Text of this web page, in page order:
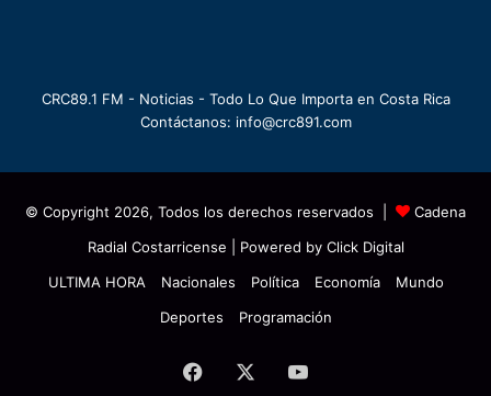
CRC89.1 FM - Noticias - Todo Lo Que Importa en Costa Rica
Contáctanos: info@crc891.com
© Copyright 2026, Todos los derechos reservados |
Cadena
Radial Costarricense | Powered by Click Digital
ULTIMA HORA
Nacionales Política Economía
Mundo
Deportes
Programación
Facebook YouTube